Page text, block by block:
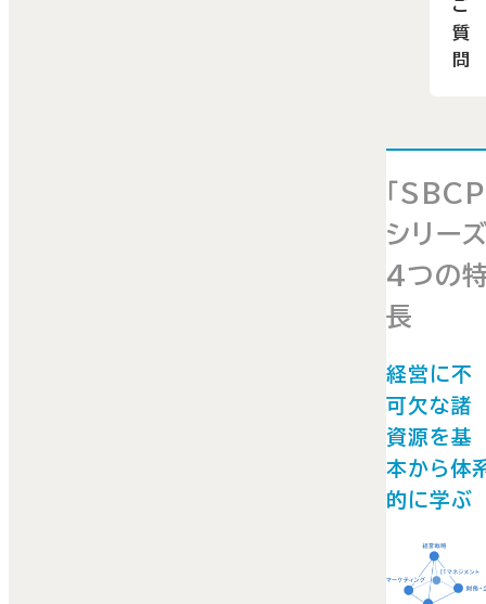
ご
質
問
「SBCP
シリー
4つの
長
経営に不
可欠な諸
資源を基
本から体
的に学ぶ
本シリーズ
は「経営戦